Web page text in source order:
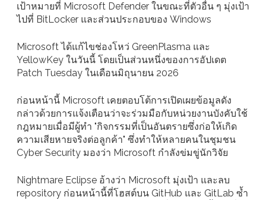
เป้าหมายที่ Microsoft Defender ในขณะที่ตัวอื่น ๆ มุ่งเป้า
ไปที่ BitLocker และส่วนประกอบของ Windows
Microsoft ได้แก้ไขช่องโหว่ GreenPlasma และ
YellowKey ในวันนี้ โดยเป็นส่วนหนึ่งของการอัปเดต
Patch Tuesday ในเดือนมิถุนายน 2026
ก่อนหน้านี้ Microsoft เคยตอบโต้การเปิดเผยข้อมูลดัง
กล่าวด้วยการแจ้งเตือนว่าจะร่วมมือกับหน่วยงานบังคับใช้
กฎหมายเมื่อมีผู้ทำ "กิจกรรมที่เป็นอันตรายซึ่งก่อให้เกิด
ความเสียหายจริงต่อลูกค้า" ซึ่งทำให้หลายคนในชุมชน
Cyber Security มองว่า Microsoft กำลังข่มขู่นักวิจัย
Nightmare Eclipse อ้างว่า Microsoft มุ่งเป้า และลบ
repository ก่อนหน้านี้ที่โฮสต์บน GitHub และ GitLab ซ้ำ